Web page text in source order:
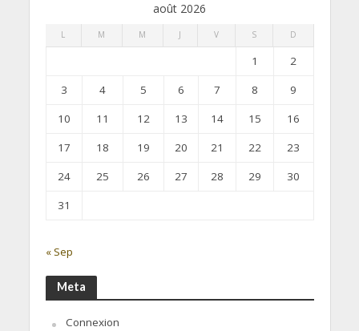
août 2026
L M M J V S D
1
2
3
4 5 6 7 8
9
10
11 12 13 14 15
16
17
18 19 20 21 22
23
24
25 26 27 28 29
30
31
« Sep
Meta
Connexion